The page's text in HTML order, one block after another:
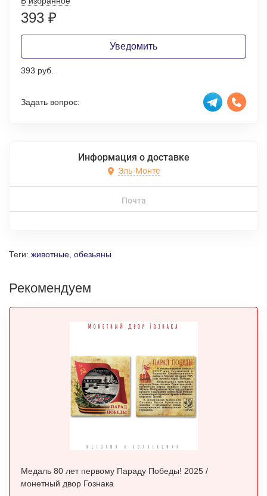
393 ₽
Уведомить
393 руб.
Задать вопрос:
Информация о доставке
Эль-Монте
Почта
Теги: животные обезьяны
Рекомендуем
Медаль 80 лет первому Параду Победы! 2025 /
монетный двор Гознака